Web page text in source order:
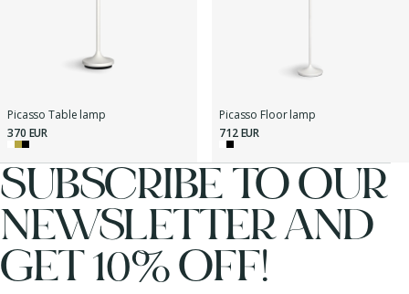
Picasso Table lamp
370 EUR
Picasso Floor lamp
712 EUR
SUBSCRIBE TO OUR
NEWSLETTER AND
GET 10% OFF!